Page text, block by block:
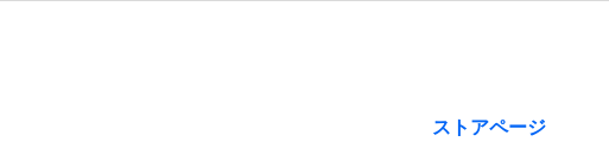
ストアページ